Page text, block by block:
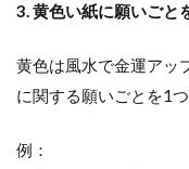
3. 黄色い紙に願いごと
黄色は風水で金運アッ
に関する願いごとを1
例：